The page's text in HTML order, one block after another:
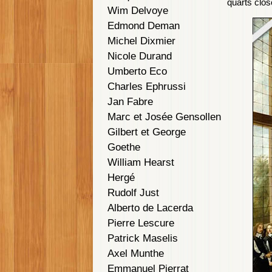
Wim Delvoye
Edmond Deman
Michel Dixmier
Nicole Durand
Umberto Eco
Charles Ephrussi
Jan Fabre
Marc et Josée Gensollen
Gilbert et George
Goethe
William Hearst
Hergé
Rudolf Just
Alberto de Lacerda
Pierre Lescure
Patrick Maselis
Axel Munthe
Emmanuel Pierrat
quarts